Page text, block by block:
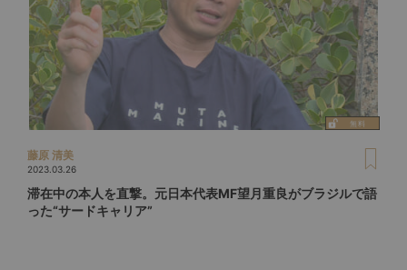
藤原 清美
2023.03.26
滞在中の本人を直撃。元日本代表MF望月重良がブラジルで語
った“サードキャリア”